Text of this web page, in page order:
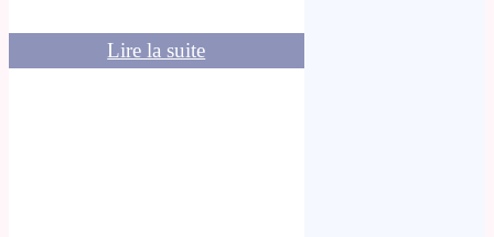
Lire la suite